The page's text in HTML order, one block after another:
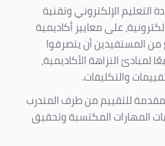
التعليم الإلكتروني وتقنية
على معايير أكاديمية
المستفيدين أن يتصرفوا
لمبادئ النزاهة الأكاديمية،
والتكليفات.
للتقييم من طرف المتدرب
المهارات المكتسبة وتحقيق